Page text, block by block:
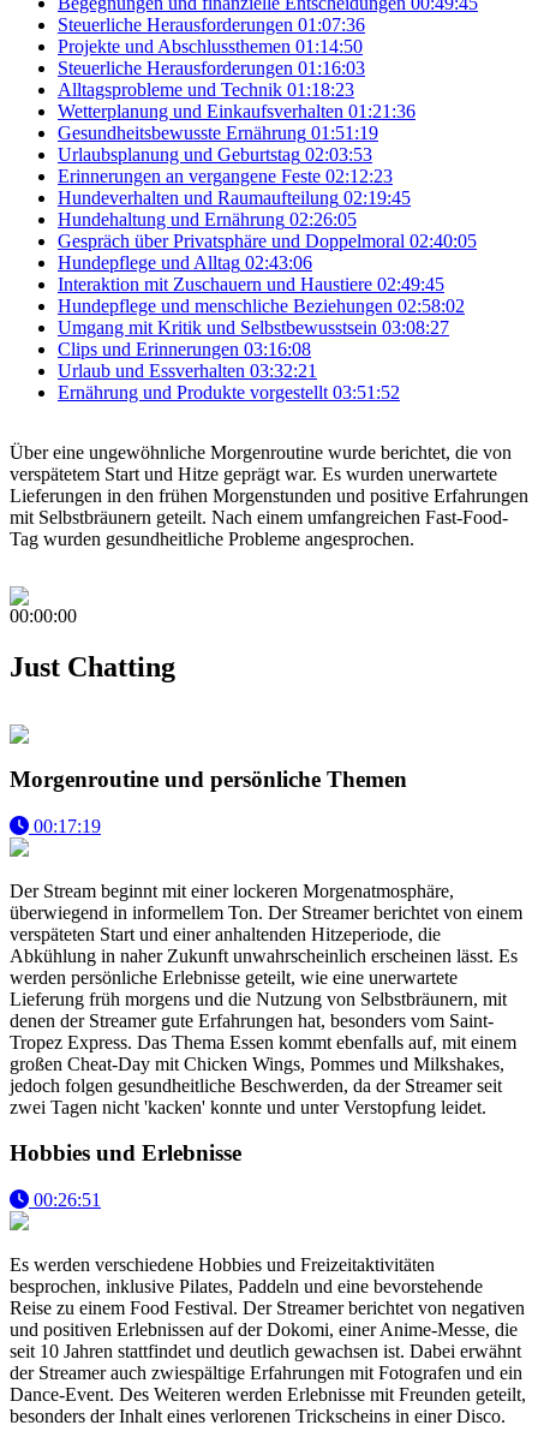
Steuerliche Herausforderungen 01:07:36
Projekte und Abschlussthemen 01:14:50
Steuerliche Herausforderungen 01:16:03
Alltagsprobleme und Technik 01:18:23
Wetterplanung und Einkaufsverhalten 01:21:36
Gesundheitsbewusste Ernährung 01:51:19
Urlaubsplanung und Geburtstag 02:03:53
Erinnerungen an vergangene Feste 02:12:23
Hundeverhalten und Raumaufteilung 02:19:45
Hundehaltung und Ernährung 02:26:05
Gespräch über Privatsphäre und Doppelmoral 02:40:05
Hundepflege und Alltag 02:43:06
Interaktion mit Zuschauern und Haustiere 02:49:45
Hundepflege und menschliche Beziehungen 02:58:02
Umgang mit Kritik und Selbstbewusstsein 03:08:27
Clips und Erinnerungen 03:16:08
Urlaub und Essverhalten 03:32:21
Ernährung und Produkte vorgestellt 03:51:52
Über eine ungewöhnliche Morgenroutine wurde berichtet, die von
verspätetem Start und Hitze geprägt war. Es wurden unerwartete
Lieferungen in den frühen Morgenstunden und positive Erfahrungen
mit Selbstbräunern geteilt. Nach einem umfangreichen Fast-Food-
Tag wurden gesundheitliche Probleme angesprochen.
00:00:00
Just Chatting
Morgenroutine und persönliche Themen
00:17:19
Der Stream beginnt mit einer lockeren Morgenatmosphäre,
überwiegend in informellem Ton. Der Streamer berichtet von einem
verspäteten Start und einer anhaltenden Hitzeperiode, die
Abkühlung in naher Zukunft unwahrscheinlich erscheinen lässt. Es
werden persönliche Erlebnisse geteilt, wie eine unerwartete
Lieferung früh morgens und die Nutzung von Selbstbräunern, mit
denen der Streamer gute Erfahrungen hat, besonders vom Saint-
Tropez Express. Das Thema Essen kommt ebenfalls auf, mit einem
großen Cheat-Day mit Chicken Wings, Pommes und Milkshakes,
jedoch folgen gesundheitliche Beschwerden, da der Streamer seit
zwei Tagen nicht 'kacken' konnte und unter Verstopfung leidet.
Hobbies und Erlebnisse
00:26:51
Es werden verschiedene Hobbies und Freizeitaktivitäten
besprochen, inklusive Pilates, Paddeln und eine bevorstehende
Reise zu einem Food Festival. Der Streamer berichtet von negativen
und positiven Erlebnissen auf der Dokomi, einer Anime-Messe, die
seit 10 Jahren stattfindet und deutlich gewachsen ist. Dabei erwähnt
der Streamer auch zwiespältige Erfahrungen mit Fotografen und ein
Dance-Event. Des Weiteren werden Erlebnisse mit Freunden geteilt,
besonders der Inhalt eines verlorenen Trickscheins in einer Disco.